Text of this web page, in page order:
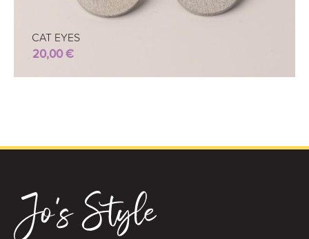
CAT EYES
20,00€